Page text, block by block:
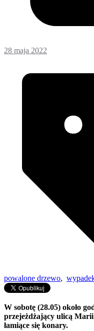
28 maja 2022
powalone drzewo,
W sobotę (28.05) około
przejeżdżający ulicą
łamiące się konary.